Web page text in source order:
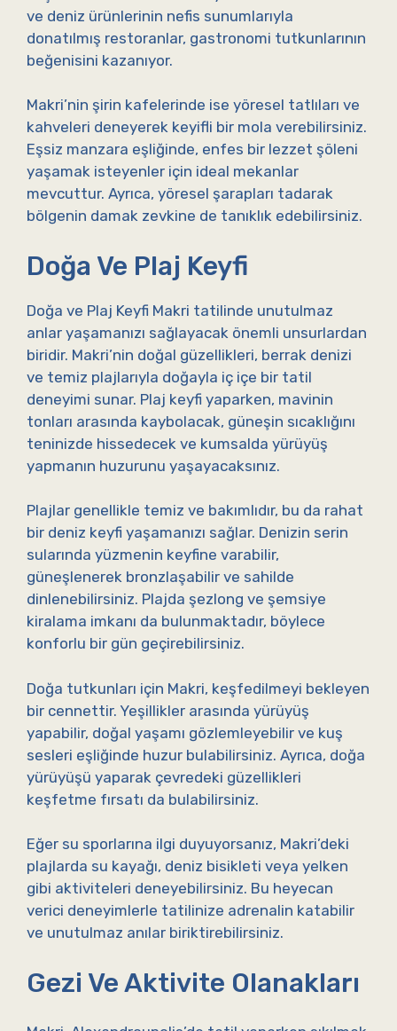
ve deniz ürünlerinin nefis sunumlarıyla
donatılmış restoranlar, gastronomi tutkunlarının
beğenisini kazanıyor.
Makri’nin şirin kafelerinde ise yöresel tatlıları ve
kahveleri deneyerek keyifli bir mola verebilirsiniz.
Eşsiz manzara eşliğinde, enfes bir lezzet şöleni
yaşamak isteyenler için ideal mekanlar
mevcuttur. Ayrıca, yöresel şarapları tadarak
bölgenin damak zevkine de tanıklık edebilirsiniz.
Doğa Ve Plaj Keyfi
Doğa ve Plaj Keyfi Makri tatilinde unutulmaz
anlar yaşamanızı sağlayacak önemli unsurlardan
biridir. Makri’nin doğal güzellikleri, berrak denizi
ve temiz plajlarıyla doğayla iç içe bir tatil
deneyimi sunar. Plaj keyfi yaparken, mavinin
tonları arasında kaybolacak, güneşin sıcaklığını
teninizde hissedecek ve kumsalda yürüyüş
yapmanın huzurunu yaşayacaksınız.
Plajlar genellikle temiz ve bakımlıdır, bu da rahat
bir deniz keyfi yaşamanızı sağlar. Denizin serin
sularında yüzmenin keyfine varabilir,
güneşlenerek bronzlaşabilir ve sahilde
dinlenebilirsiniz. Plajda şezlong ve şemsiye
kiralama imkanı da bulunmaktadır, böylece
konforlu bir gün geçirebilirsiniz.
Doğa tutkunları için Makri, keşfedilmeyi bekleyen
bir cennettir. Yeşillikler arasında yürüyüş
yapabilir, doğal yaşamı gözlemleyebilir ve kuş
sesleri eşliğinde huzur bulabilirsiniz. Ayrıca, doğa
yürüyüşü yaparak çevredeki güzellikleri
keşfetme fırsatı da bulabilirsiniz.
Eğer su sporlarına ilgi duyuyorsanız, Makri’deki
plajlarda su kayağı, deniz bisikleti veya yelken
gibi aktiviteleri deneyebilirsiniz. Bu heyecan
verici deneyimlerle tatilinize adrenalin katabilir
ve unutulmaz anılar biriktirebilirsiniz.
Gezi Ve Aktivite Olanakları